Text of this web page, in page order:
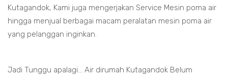
Kutagandok, Kami juga mengerjakan Service Mesin poma air
hingga menjual berbagai macam peralatan mesin poma air
yang pelanggan inginkan.
Jadi Tunggu apalagi... Air dirumah Kutagandok Belum